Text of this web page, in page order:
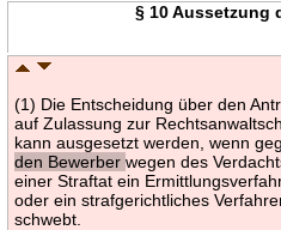
§ 10 Aussetzung
(1) Die Entscheidung über den
auf Zulassung zur
kann ausgesetzt werden, wenn
den Bewerberwegen des
einer Straftat ein
oder ein strafgerichtliches
schwebt.